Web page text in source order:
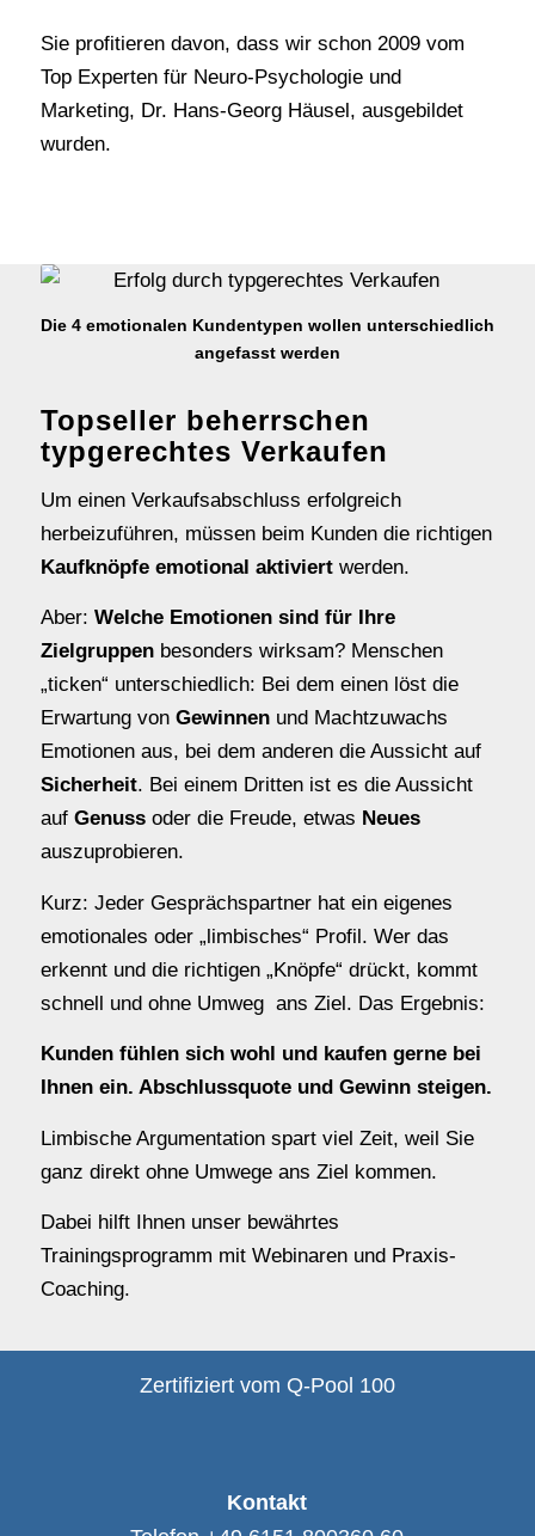
Sie profitieren davon, dass wir schon 2009 vom
Top Experten für Neuro-Psychologie und
Marketing, Dr. Hans-Georg Häusel, ausgebildet
wurden.
Die 4 emotionalen Kundentypen wollen unterschiedlich
angefasst werden
Topseller beherrschen
typgerechtes Verkaufen
Um einen Verkaufsabschluss erfolgreich
herbeizuführen, müssen beim Kunden die richtigen
Kaufknöpfe emotional aktiviertwerden.
Aber: Welche Emotionen sind für Ihre
Zielgruppenbesonders wirksam? Menschen
„ticken“ unterschiedlich: Bei dem einen löst die
Erwartung von Gewinnenund Machtzuwachs
Emotionen aus, bei dem anderen die Aussicht auf
Sicherheit. Bei einem Dritten ist es die Aussicht
auf Genussoder die Freude, etwas Neues
auszuprobieren.
Kurz: Jeder Gesprächs­partner hat ein eigenes
emotionales oder „limbisches“ Profil. Wer das
erkennt und die richtigen „Knöpfe“ drückt, kommt
schnell und ohne Umweg ans Ziel. Das Ergebnis:
Kunden fühlen sich wohl und kaufen gerne bei
Ihnen ein. Abschlussquote und Gewinn steigen.
Limbische Argumentation spart viel Zeit, weil Sie
ganz direkt ohne Umwege ans Ziel kommen.
Dabei hilft Ihnen unser bewährtes
Trainingsprogramm mit Webinaren und Praxis-
Coaching.
Zertifiziert vom Q-Pool 100
Kontakt